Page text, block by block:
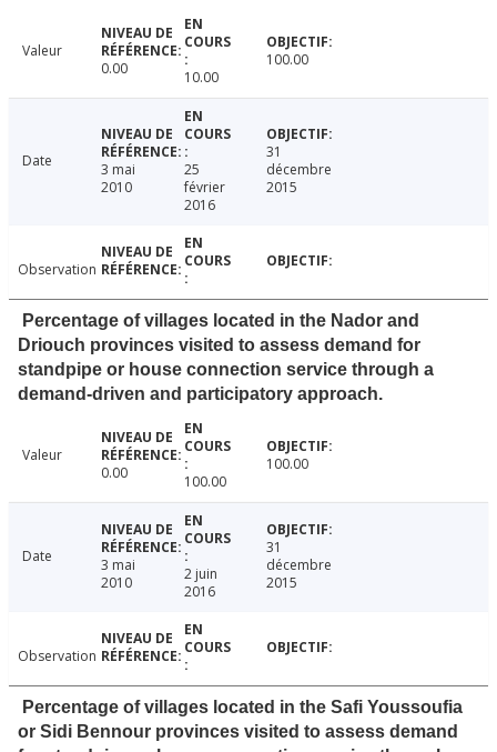
Valeur
0.00
10.00
100.00
Date
3 mai
2010
25
février
2016
31
décembre
2015
Observation
Percentage of villages located in the Nador and
Driouch provinces visited to assess demand for
standpipe or house connection service through a
demand-driven and participatory approach.
Valeur
0.00
100.00
100.00
Date
3 mai
2010
2 juin
2016
31
décembre
2015
Observation
Percentage of villages located in the Safi Youssoufia
or Sidi Bennour provinces visited to assess demand